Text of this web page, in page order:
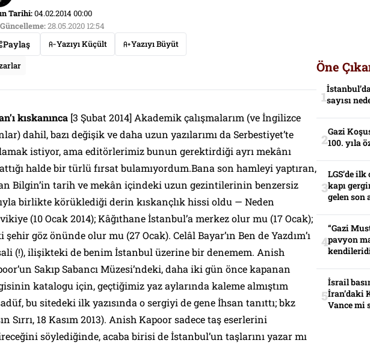
Tarihi:04.02.2014 00:00
28.05.2020 12:54
Paylaş Yazıyı Küçült
Yazıyı Büyüt
kıskanınca [3 Şubat 2014] Akademik çalışmalarım (ve İngilizce
dahil, bazı değişik ve daha uzun yazılarımı da Serbestiyet’te
istiyor, ama editörlerimiz bunun gerektirdiği ayrı mekânı
halde bir türlü fırsat bulamıyordum.Bana son hamleyi yaptıran,
Bilgin’in tarih ve mekân içindeki uzun gezintilerinin benzersiz
birlikte körüklediği derin kıskançlık hissi oldu — Neden
(10 Ocak 2014);Kâğıthane İstanbul’a merkez olur mu (17 Ocak);
şehir göz önünde olur mu (27 Ocak). Celâl Bayar’ın Ben de Yazdım’ı
(!), ilişikteki de benim İstanbul üzerine bir denemem. Anish
Sakıp Sabancı Müzesi’ndeki, daha iki gün önce kapanan
katalogu için, geçtiğimiz yaz aylarında kaleme almıştım
bu sitedeki ilk yazısında o sergiyi de gene İhsan tanıttı; bkz
Sırrı, 18 Kasım 2013). Anish Kapoor sadece taş eserlerini
söylediğinde, acaba birisi de İstanbul’un taşlarını yazar mı
Öne
sayısı
Gazi
100. yıla
LGS’de
kapı
gelen son
“Gazi
pavyon
İsrail
İran’daki
Vance mi